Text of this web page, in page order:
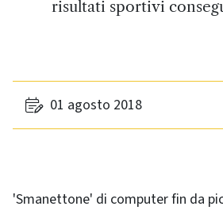
risultati sportivi
01 agosto 2018
'Smanettone' di computer fin da